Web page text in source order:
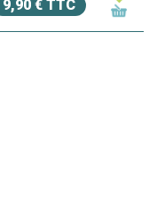
9,90 € TTC